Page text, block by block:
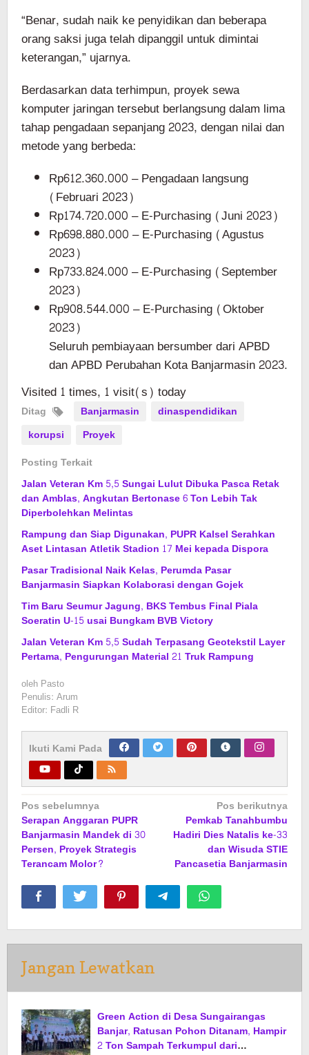
“Benar, sudah naik ke penyidikan dan beberapa
orang saksi juga telah dipanggil untuk dimintai
keterangan,” ujarnya.
Berdasarkan data terhimpun, proyek sewa
komputer jaringan tersebut berlangsung dalam lima
tahap pengadaan sepanjang 2023, dengan nilai dan
metode yang berbeda:
Rp612.360.000 – Pengadaan langsung
(Februari 2023)
Rp174.720.000 – E-Purchasing (Juni 2023)
Rp698.880.000 – E-Purchasing (Agustus
2023)
Rp733.824.000 – E-Purchasing (September
2023)
Rp908.544.000 – E-Purchasing (Oktober
2023)
Seluruh pembiayaan bersumber dari APBD
dan APBD Perubahan Kota Banjarmasin 2023.
Visited 1 times, 1 visit(s) today
Ditag Banjarmasin
dinaspendidikan
korupsi
Proyek
Posting Terkait
Jalan Veteran Km 5,5 Sungai Lulut Dibuka Pasca Retak
dan Amblas, Angkutan Bertonase 6 Ton Lebih Tak
Diperbolehkan Melintas
Rampung dan Siap Digunakan, PUPR Kalsel Serahkan
Aset Lintasan Atletik Stadion 17 Mei kepada Dispora
Pasar Tradisional Naik Kelas, Perumda Pasar
Banjarmasin Siapkan Kolaborasi dengan Gojek
Tim Baru Seumur Jagung, BKS Tembus Final Piala
Soeratin U-15 usai Bungkam BVB Victory
Jalan Veteran Km 5,5 Sudah Terpasang Geotekstil Layer
Pertama, Pengurungan Material 21 Truk Rampung
oleh Pasto
Penulis: Arum
Editor: Fadli R
Ikuti Kami Pada
Navigasi
pos
Pos sebelumnya
Serapan Anggaran PUPR
Banjarmasin Mandek di 30
Persen, Proyek Strategis
Terancam Molor?
Pos berikutnya
Pemkab Tanahbumbu
Hadiri Dies Natalis ke-33
dan Wisuda STIE
Pancasetia Banjarmasin
Jangan Lewatkan
Green Action di Desa Sungairangas
Banjar, Ratusan Pohon Ditanam, Hampir
2 Ton Sampah Terkumpul dari